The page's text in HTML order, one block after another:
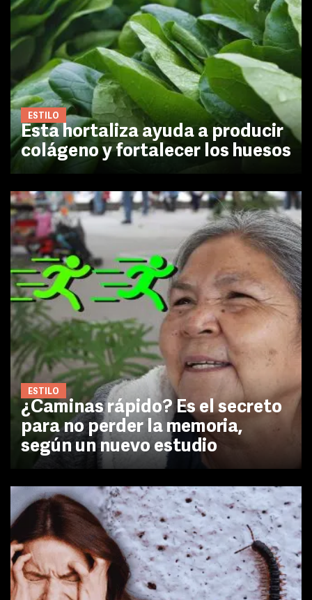
ESTILO
Esta hortaliza ayuda a producir
colágeno y fortalecer los huesos
ESTILO
¿Caminas rápido? Es el secreto
para no perder la memoria,
según un nuevo estudio